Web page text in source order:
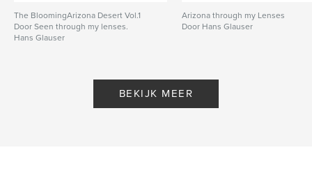
The BloomingArizona Desert Vol.1
Door Seen through my lenses.
Hans Glauser
Arizona through my Lenses
Door Hans Glauser
BEKIJK MEER